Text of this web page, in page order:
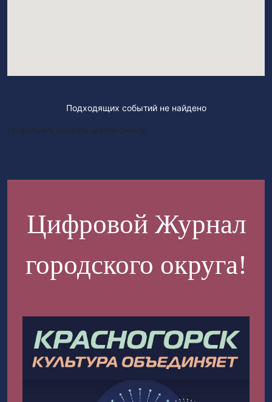
Подходящих событий не найдено
Попробуйте выбрать другой фильтр
Цифровой Журнал
городского округа!